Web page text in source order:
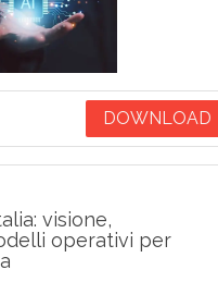
DOWNLOAD
visione,
operativi per